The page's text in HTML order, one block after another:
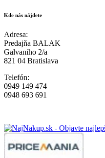
Kde nás nájdete
Adresa:
Predajňa BALAK
Galvaniho 2/a
821 04 Bratislava
Telefón:
0949 149 474
0948 693 691